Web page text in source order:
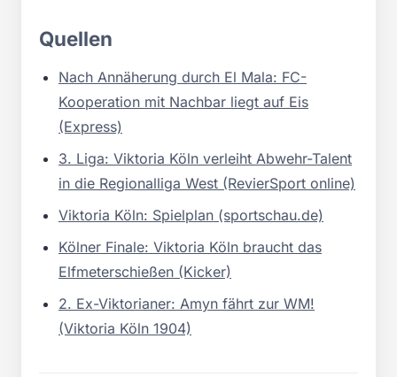
Quellen
Nach Annäherung durch El Mala: FC-
Kooperation mit Nachbar liegt auf Eis
(Express)
3. Liga: Viktoria Köln verleiht Abwehr-Talent
in die Regionalliga West (RevierSport online)
Viktoria Köln: Spielplan (sportschau.de)
Kölner Finale: Viktoria Köln braucht das
Elfmeterschießen (Kicker)
2. Ex-Viktorianer: Amyn fährt zur WM!
(Viktoria Köln 1904)